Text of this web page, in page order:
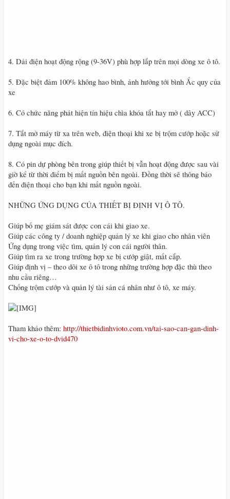
4. Dải điện hoạt động rộng (9-36V) phù hợp lắp trên mọi dòng xe ô tô.
5. Đặc biệt đảm 100% không hao bình, ảnh hưởng tới bình Ắc quy của
xe
6. Có chức năng phát hiện tín hiệu chìa khóa tắt hay mở ( dây ACC)
7. Tắt mở máy từ xa trên web, điện thoại khi xe bị trộm cướp hoặc sử
dụng ngoài mục đích.
8. Có pin dự phòng bên trong giúp thiết bị vẫn hoạt động được sau vài
giờ kể từ thời điểm bị mất nguồn bên ngoài. Đồng thời sẽ thông báo
đến điện thoại cho bạn khi mất nguồn ngoài.
NHỮNG ỨNG DỤNG CỦA THIẾT BỊ ĐỊNH VỊ Ô TÔ.
Giúp bố mẹ giám sát được con cái khi giao xe.
Giúp các công ty / doanh nghiệp quản lý xe khi giao cho nhân viên
Ứng dụng trong việc tìm, quản lý con cái người thân.
Giúp tìm ra xe trong trường hợp xe bị cướp giật, mất cắp.
Giúp định vị – theo dõi xe ô tô trong những trường hợp đặc thù theo
nhu cầu riêng…
Chống trộm cướp và quản lý tài sản cá nhân như ô tô, xe máy.
Tham khảo thêm: http://thietbidinhvioto.com.vn/tai-sao-can-gan-dinh-
vi-cho-xe-o-to-dvid470